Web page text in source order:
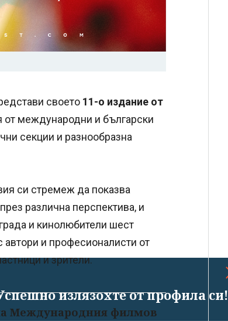
излязохте от профила си!
своето 11-о издание от
от международни и български
секции и разнообразна
си стремеж да показва
различна перспектива, и
и кинолюбители шест
и професионалисти от
и зрители.
Международния филмов